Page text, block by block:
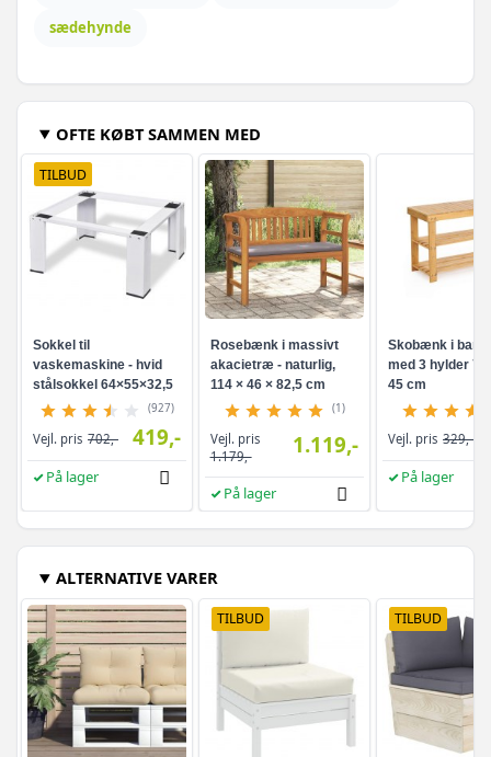
sædehynde
OFTE KØBT SAMMEN MED
TILBUD
Sokkel til
vaskemaskine - hvid
stålsokkel 64×55×32,5
cm
(927)
Vejl. pris 702,- 419,-
På lager
Rosebænk i massivt
akacietræ - naturlig,
114 × 46 × 82,5 cm
(1)
Vejl. pris
1.179,-
1.119,-
På lager
Skobænk i
med 3 hylder 70
45 cm
Vejl. pris 329,-
På lager
ALTERNATIVE VARER
TILBUD TILBUD